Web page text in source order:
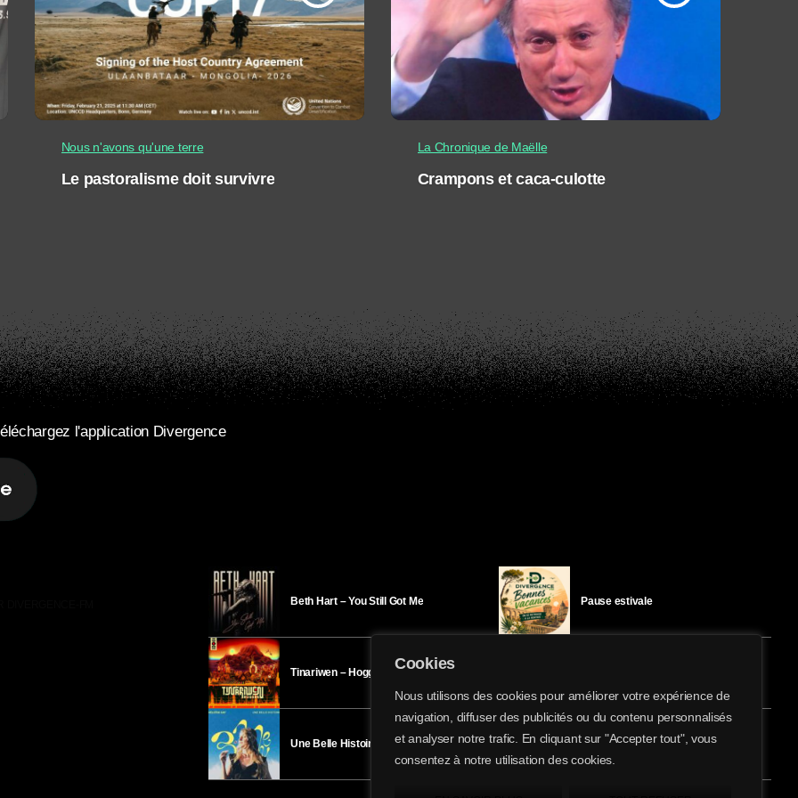
Cookies
Nous utilisons des cookies pour améliorer votre expérience de
navigation, diffuser des publicités ou du contenu personnalisés
et analyser notre trafic. En cliquant sur "Accepter tout", vous
consentez à notre utilisation des cookies.
share
email
Nous n'avons qu'une terre
Le pastoralisme doit survivre
La Chronique de Maëlle
Crampons et caca-culotte
l'application Divergence
Beth Hart – You Still Got Me
Tinariwen – Hoggar
Une Belle Histoire – Héloïse Bay
Pause estivale
Ici l’Ombre – mardi 28 juillet